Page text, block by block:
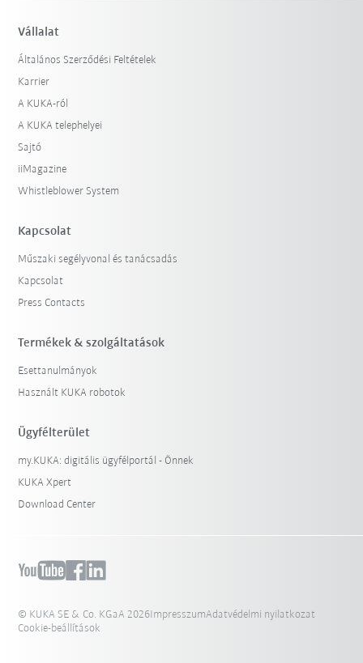
Vállalat
Általános Szerződési Feltételek
Karrier
A KUKA-ról
A KUKA telephelyei
Sajtó
iiMagazine
Whistleblower System
Kapcsolat
Műszaki segélyvonal és tanácsadás
Kapcsolat
Press Contacts
Termékek & szolgáltatások
Esettanulmányok
Használt KUKA robotok
Ügyfélterület
my.KUKA: digitális ügyfélportál - Önnek
KUKA Xpert
Download Center
© KUKA SE & Co. KGaA 2026ImpresszumAdatvédelmi nyilatkozat
Cookie-beállítások